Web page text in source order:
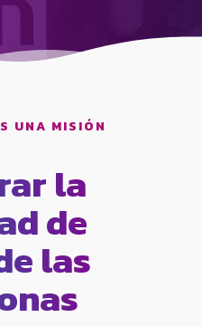
UNA MISIÓN
la
de
las